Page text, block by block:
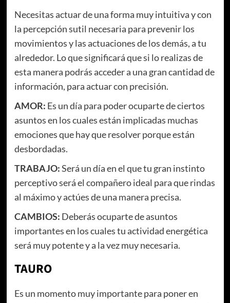
Necesitas actuar de una forma muy intuitiva y con
la percepción sutil necesaria para prevenir los
movimientos y las actuaciones de los demás, a tu
alrededor. Lo que significará que si lo realizas de
esta manera podrás acceder a una gran cantidad de
información, para actuar con precisión.
AMOR: Es un día para poder ocuparte de ciertos
asuntos en los cuales están implicadas muchas
emociones que hay que resolver porque están
desbordadas.
TRABAJO:Será un día en el que tu gran instinto
perceptivo será el compañero ideal para que rindas
al máximo y actúes de una manera precisa.
CAMBIOS: Deberás ocuparte de asuntos
importantes en los cuales tu actividad energética
será muy potente y a la vez muy necesaria.
TAURO
Es un momento muy importante para poner en